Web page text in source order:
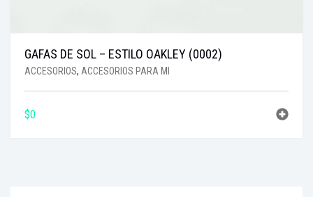
GAFAS DE SOL – ESTILO OAKLEY (0002)
ACCESORIOS, ACCESORIOS PARA MI
$0